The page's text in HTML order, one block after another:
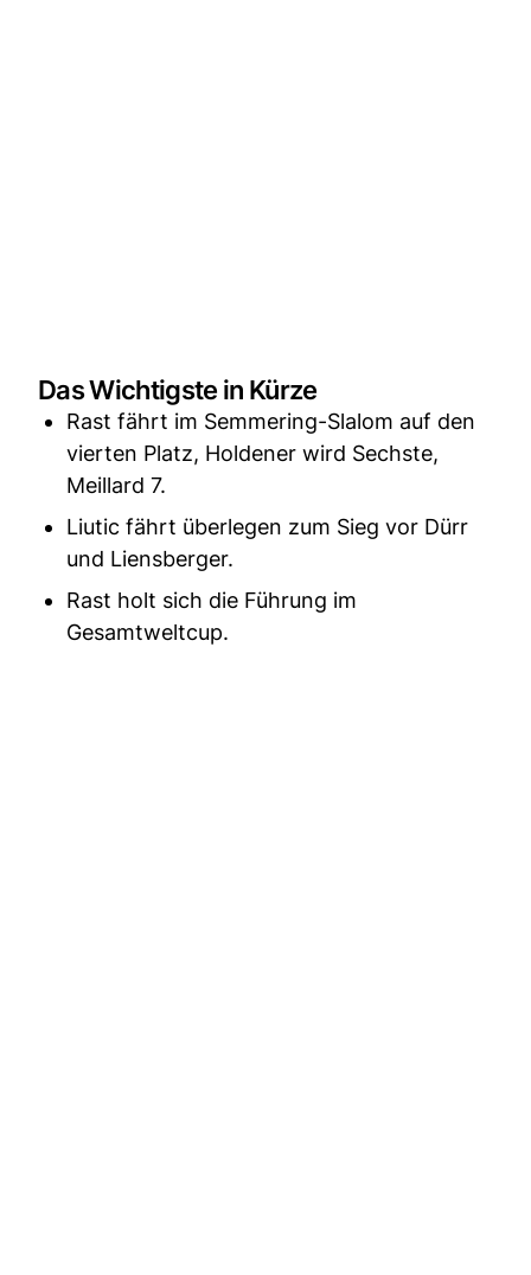
Das Wichtigste in Kürze
Rast fährt im Semmering-Slalom auf den
vierten Platz, Holdener wird Sechste,
Meillard 7.
Liutic fährt überlegen zum Sieg vor Dürr
und Liensberger.
Rast holt sich die Führung im
Gesamtweltcup.